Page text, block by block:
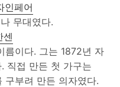
인페어
무대였다.
센
름이다. 그는 1872년 자
직접 만든 첫 가구는
구부려 만든 의자였다.